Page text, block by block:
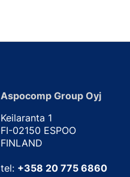
Aspocomp Group Oyj
Keilaranta 1
FI-02150 ESPOO
FINLAND
tel: +358 20 775 6860